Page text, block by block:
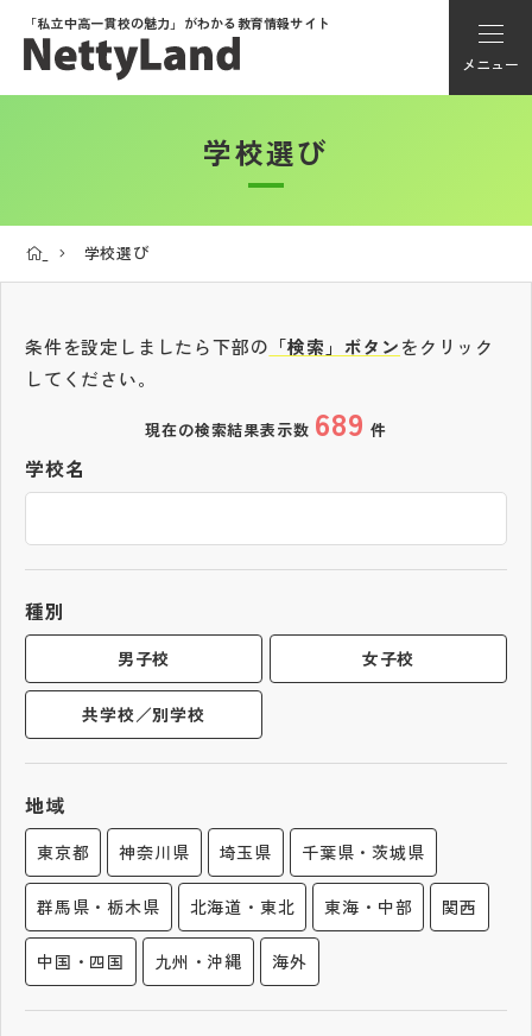
「私立中高一貫校の魅力」がわかる教育情報サイト
メニュー
アカウント登録
メニュー
学校選び
私学探検隊
説明会・イベント情報
よみもの
学校HP最新情報
特集
NettyLandかわら版
学校選び
学校選び
条件を設定しましたら下部の 「検索」ボタンをクリック
してください。
現在の検索結果表示数 689 件
学校名
種別
男子校 女子校
共学校／別学校
地域
東京都 神奈川県 埼玉県 千葉県・茨城県
群馬県・栃木県 北海道・東北 東海・中部 関西
中国・四国 九州・沖縄 海外